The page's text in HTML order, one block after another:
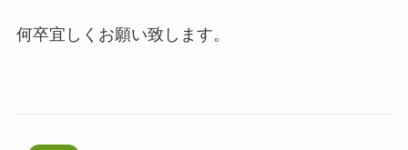
何卒宜しくお願い致します。